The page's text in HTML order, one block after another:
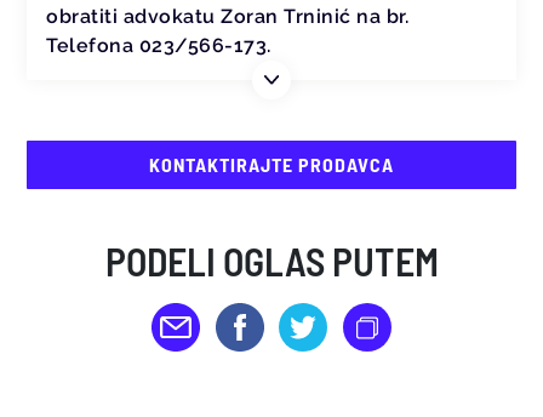
obratiti advokatu Zoran Trninić na br.
Telefona 023/566-173.
KONTAKTIRAJTE PRODAVCA
PODELI OGLAS PUTEM